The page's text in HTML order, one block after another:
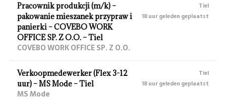
Pracownik produkcji (m/k) –
pakowanie mieszanek przypraw i
panierki – COVEBO WORK
OFFICE SP. Z O.O. – Tiel
COVEBO WORK OFFICE SP. Z O.O.
Tiel
18 uur geleden geplaatst
Verkoopmedewerker (Flex 3-12
uur) – MS Mode – Tiel
MS Mode
Tiel
18 uur geleden geplaatst